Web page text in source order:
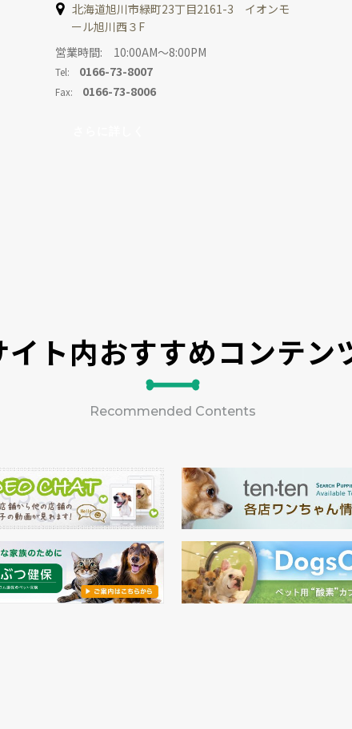
北海道旭川市緑町23丁目2161-3 イオンモ
ール旭川西３F
営業時間: 10:00AM～8:00PM
Tel: 0166-73-8007
Fax: 0166-73-8006
イト内おすすめコンテン
Recommended Contents